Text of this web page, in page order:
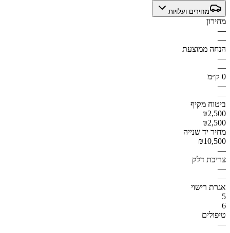
מחירים ועלויות
מחירון
—
—
הנחה ממוצעת
—
—
0 ק״מ
—
—
ביטוח מקיף
₪2,500
₪2,500
מחיר יד שנייה
₪10,500
—
צריכת דלק
—
—
אגרת רישוי
5
6
טיפולים
—